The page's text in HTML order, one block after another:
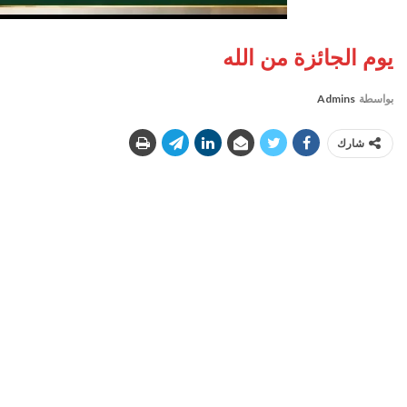
يوم الجائزة من الله
بواسطة Admins
شارك